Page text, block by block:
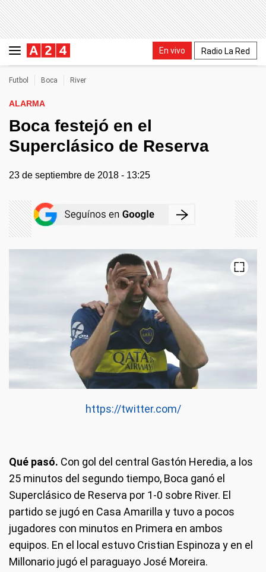
En vivo Radio La Red
Futbol Boca River
ALARMA
Boca festejó en el
Superclásico de Reserva
23 de septiembre de 2018 - 13:25
https://twitter.com/
Qué pasó. Con gol del central Gastón Heredia, a los
25 minutos del segundo tiempo, Boca ganó el
Superclásico de Reserva por 1-0 sobre River. El
partido se jugó en Casa Amarilla y tuvo a pocos
jugadores con minutos en Primera en ambos
equipos. En el local estuvo Cristian Espinoza y en el
Millonario jugó el paraguayo José Moreira.